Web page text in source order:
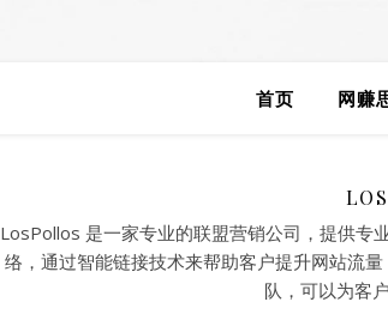
首页 网赚
LosPollos 是一家专业的联盟营销公司，提供专
络，通过智能链接技术来帮助客户提升网站流
队，可以为客